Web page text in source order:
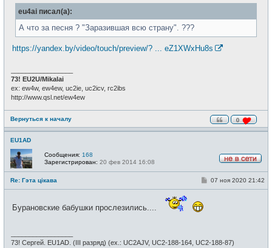
0
б
е
eu4ai писал(а):
А что за песня ? "Заразившая всю страну". ???
https://yandex.by/video/touch/preview/? ... eZ1XWxHu8s
73! EU2U/Mikalai
ex: ew4w, ew4ew, uc2ie, uc2icv, rc2ibs
http://www.qsl.net/ew4ew
Вернуться к началу
EU1AD
е
в
с
Сообщения: 168
Зарегистрирован: 20 фев 2014 16:08
Re: Гэта цікава
С07 ноя 2020 21:42
Бурановские бабушки прослезились....
73! Сергей. EU1AD. (III разряд) (ex.: UC2AJV, UC2-188-164, UC2-188-87)